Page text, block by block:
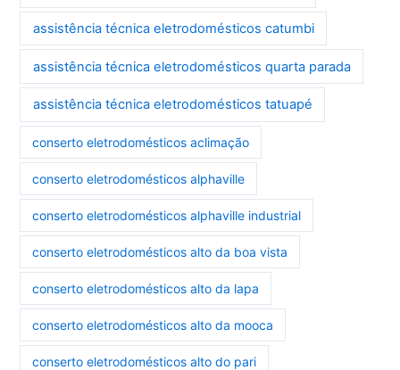
assistência técnica eletrodomésticos catumbi
assistência técnica eletrodomésticos quarta parada
assistência técnica eletrodomésticos tatuapé
conserto eletrodomésticos aclimação
conserto eletrodomésticos alphaville
conserto eletrodomésticos alphaville industrial
conserto eletrodomésticos alto da boa vista
conserto eletrodomésticos alto da lapa
conserto eletrodomésticos alto da mooca
conserto eletrodomésticos alto do pari